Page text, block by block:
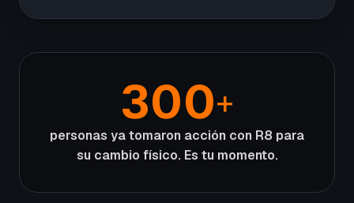
300+
personas ya tomaron acción con R8 para
su cambio físico. Es tu momento.